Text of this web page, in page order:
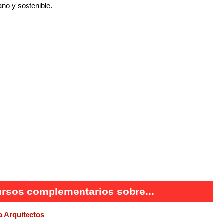
y sostenible.
complementarios sobre...
Arquitectos